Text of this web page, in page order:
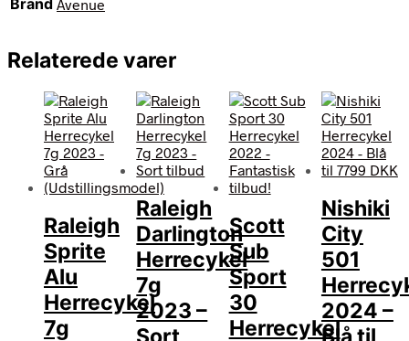
Brand Avenue
Relaterede varer
Raleigh
Sprite
Alu
Herrecykel
7g
Raleigh
Darlington
Herrecykel
7g
2023 –
Scott
Sub
Sport
30
Herrecykel
Nishiki
City
501
2024 –